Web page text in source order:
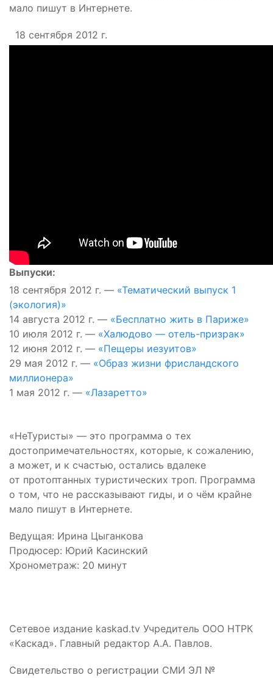
мало пишут в Интернете.
18 сентября 2012 г.
Выпуски:
18 сентября 2012 г. — «Тематический выпуск 1
(экология)»
14 августа 2012 г. — «Бесплатно жить в Париже»
10 июля 2012 г. — «Халюдово — отель-призрак»
12 июня 2012 г. — «Пещеры иезуитов»
29 мая 2012 г. — «Образ жизни фрисландского
миллионера»
1 мая 2012 г. — «Лазаретто»
«НеТуристы» — это программа о тех
достопримечательностях, которые, к сожалению,
а может, и к счастью, остались вдалеке
от протоптанных туристических троп. Программа
о том, что не рассказывают гиды, и о чём крайне
мало пишут в Интернете.
Ведущая: Ирина Цыганкова
Продюсер: Юрий Касинский
Хронометраж: 20 минут
Сетевое издание kaskad.tv Учредитель ООО НТРК
«Каскад». Главный редактор А.А. Павлов.
Свидетельство о регистрации СМИ ЭЛ №